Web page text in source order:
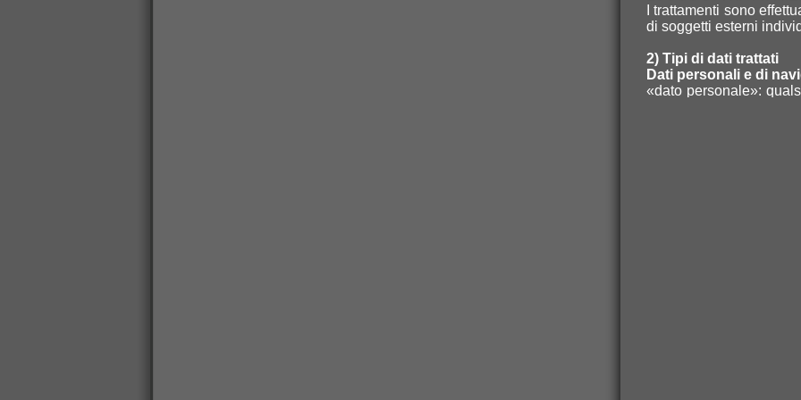
I trattamenti sono
di soggetti esterni
2) Tipi di dati trattati
Dati personali e di
«dato personale»: